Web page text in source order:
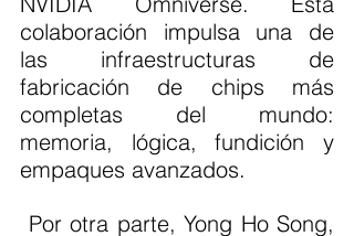
colaboración impulsa una de
las infraestructuras de
fabricación de chips más
completas del mundo:
memoria, lógica, fundición y
empaques avanzados.